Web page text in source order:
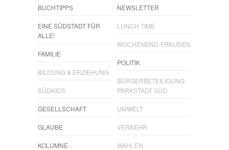
BUCHTIPPS
EINE SÜDSTADT FÜR
ALLE!
FAMILIE
BILDUNG & ERZIEHUNG
SÜDKIDS
GESELLSCHAFT
GLAUBE
KOLUMNE
NEWSLETTER
LUNCH TIME
WOCHENEND-FREUDEN
POLITIK
BÜRGERBETEILIGUNG
PARKSTADT SÜD
UMWELT
VERKEHR
WAHLEN